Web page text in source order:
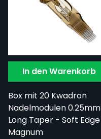
In den Warenkorb
Box mit 20 Kwadron
Nadelmodulen 0.25mm
Long Taper - Soft Edge
Magnum